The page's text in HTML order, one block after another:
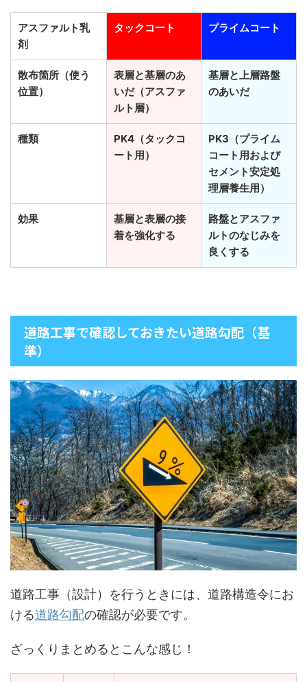
アスファルト乳
剤
タックコート プライムコート
散布箇所（使う
位置）
表層と基層のあ
いだ（アスファ
ルト層）
基層と上層路盤
のあいだ
種類
PK4（タックコ
ート用）
PK3（プライム
コート用および
セメント安定処
理層養生用）
効果
基層と表層の接
着を強化する
路盤とアスファ
ルトのなじみを
良くする
道路工事で確認しておきたい道路勾配（基
準）
道路工事（設計）を行うときには、道路構造令にお
ける道路勾配の確認が必要です。
ざっくりまとめるとこんな感じ！